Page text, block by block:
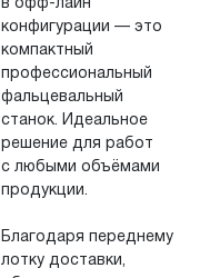
в офф-лайн
конфигурации — это
компактный
профессиональный
фальцевальный
станок. Идеальное
решение для работ
с любыми объёмами
продукции.
Благодаря переднему
лотку доставки,